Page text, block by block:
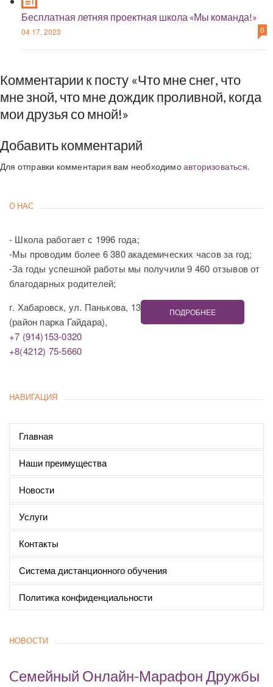
Бесплатная летняя проектная школа «Мы команда!»
04 17, 2023 0
Комментарии к посту «Что мне снег, что
мне зной, что мне дождик проливной, когда
мои друзья со мной!»
Добавить комментарий
Для отправки комментария вам необходимоавторизоваться.
О НАС
- Школа работает с 1996 года;
-Мы проводим более 6 380 академических часов за год;
-За годы успешной работы мы получили 9 460 отзывов от
благодарных родителей;
г. Хабаровск, ул. Панькова, 13
(район парка Гайдара),
+7 (914)153-0320
+8(4212) 75-5660
ПОДРОБНЕЕ
НАВИГАЦИЯ
Главная
Наши преимущества
Новости
Услуги
Контакты
Система дистанционного обучения
Политика конфиденциальности
НОВОСТИ
Cемейный Онлайн-Марафон Дружбы